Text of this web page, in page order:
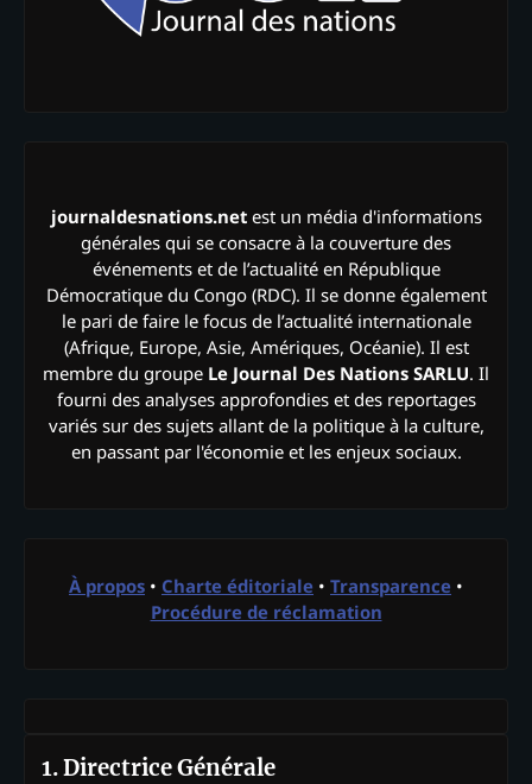
journaldesnations.netest un média d'informations
générales qui se consacre à la couverture des
événements et de l’actualité en République
Démocratique du Congo (RDC). Il se donne également
le pari de faire le focus de l’actualité internationale
(Afrique, Europe, Asie, Amériques, Océanie). Il est
membre du groupe Le Journal Des Nations SARLU. Il
fourni des analyses approfondies et des reportages
variés sur des sujets allant de la politique à la culture,
en passant par l'économie et les enjeux sociaux.
À propos • Charte éditoriale • Transparence •
Procédure de réclamation
1. Directrice Générale